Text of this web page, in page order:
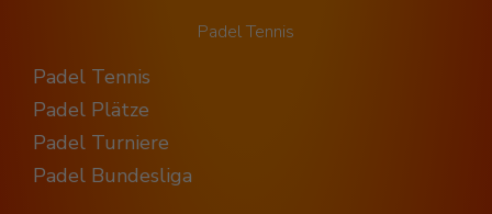
Padel Tennis
Padel Tennis
Padel Plätze
Padel Turniere
Padel Bundesliga